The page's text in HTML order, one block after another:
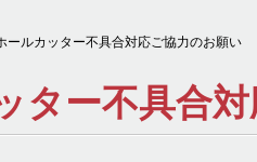
ールカッター不具合対応ご協力のお願い
ター不具合